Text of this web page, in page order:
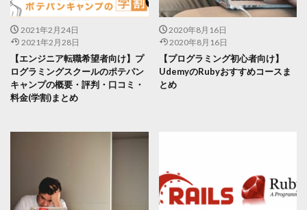
2021年2月24日
2021年2月28日
【エンジニア転職希望者向け】プ
ログラミングスクールのポテパン
キャンプの概要・評判・口コミ・
料金(学割)まとめ
2020年8月16日
2020年8月16日
【プログラミング初心者向け】
UdemyのRubyおすすめコースま
とめ